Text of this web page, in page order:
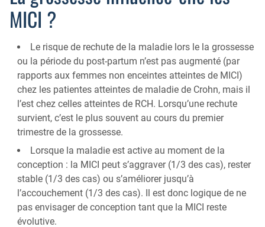
MICI ?
Le risque de rechute de la maladie lors le la grossesse
ou la période du post-partum n’est pas augmenté (par
rapports aux femmes non enceintes atteintes de MICI)
chez les patientes atteintes de maladie de Crohn, mais il
l’est chez celles atteintes de RCH. Lorsqu’une rechute
survient, c’est le plus souvent au cours du premier
trimestre de la grossesse.
Lorsque la maladie est active au moment de la
conception : la MICI peut s’aggraver (1/3 des cas), rester
stable (1/3 des cas) ou s’améliorer jusqu’à
l’accouchement (1/3 des cas). Il est donc logique de ne
pas envisager de conception tant que la MICI reste
évolutive.